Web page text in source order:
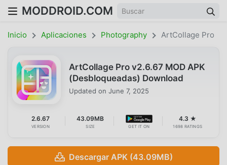
MODDROID.COM
Inicio Aplicaciones Photography ArtCollage Pro
ArtCollage Pro v2.6.67 MOD APK
(Desbloqueadas) Download
Updated on June 7, 2025
2.6.67
VERSION
43.09MB
SIZE GET IT ON
4.3 ★
1698 RATINGS
Descargar APK (43.09MB)